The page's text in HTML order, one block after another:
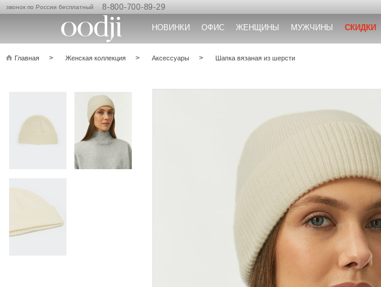
звонок по России бесплатный 8-800-700-89-29
НОВИНКИ ОФИС ЖЕНЩИНЫ МУЖЧИНЫ СКИДКИ
Главная Женская коллекция Аксессуары Шапка вязаная из шерсти